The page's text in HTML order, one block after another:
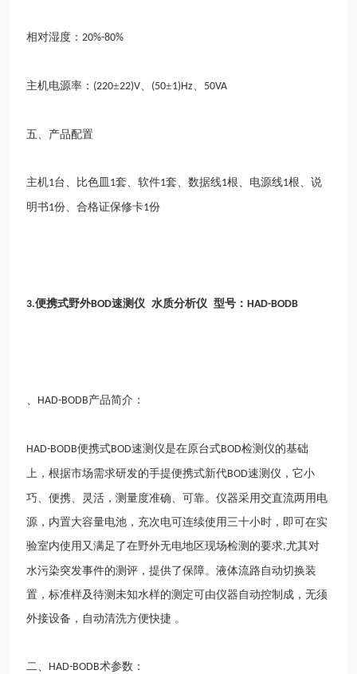
相对湿度： 20%-80%
主机电源率： (220±22)V (50±1)Hz 50VA
五、产品配置
主机1台、比色皿 1套、软件1套、数据线1根、电源线1根、说
明书1份、合格证保修卡1份
3.便携式野外BOD速测仪 水质分析仪 型号：HAD-BODB
HAD-BODB产品简介：
HAD-BODB便携式BOD速测仪是在原台式BOD检测仪的基础
上，根据市场需求研发的手提便携式新代BOD速测仪，它小
巧、便携、灵活，测量度准确、可靠。仪器采用交直流两用电
源，内置大容量电池，充次电可连续使用三十小时，即可在实
验室内使用又满足了在野外无电地区现场检测的要求,尤其对
水污染突发事件的测评，提供了保障。液体流路自动切换装
置，标准样及待测未知水样的测定可由仪器自动控制成，无须
外接设备，自动清洗方便快捷 。
二、 HAD-BODB术参数：